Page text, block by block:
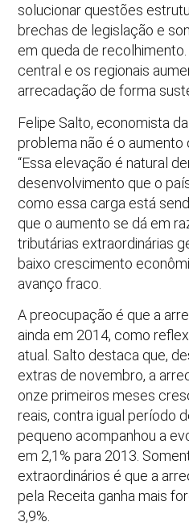
solucionar questões
brechas de legislação e
em queda de
central e os regionais
arrecadação de forma
Felipe Salto, economista
problema não é o aumento
“Essa elevação é natural
desenvolvimento que o
como essa carga está
que o aumento se dá em
tributárias extraordinárias
baixo crescimento
avanço fraco.
A preocupação é que a
ainda em 2014, como
atual. Salto destaca que,
extras de novembro, a
onze primeiros meses
reais, contra igual período
pequeno acompanhou a
em 2,1% para 2013.
extraordinários é que a
pela Receita ganha mais
3,9%.